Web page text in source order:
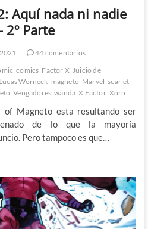
Aquí nada ni nadie
2º Parte
44 comentarios
comics Factor X Juicio de
Lucas Werneck magneto Marvel scarlet
Vengadores wanda X Factor Xorn
of Magneto esta resultando ser
de lo que la mayoría
Pero tampoco es que…